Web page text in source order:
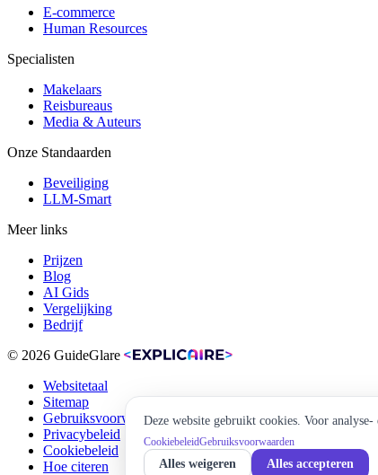
E-commerce
Human Resources
Specialisten
Makelaars
Reisbureaus
Media & Auteurs
Onze Standaarden
Beveiliging
LLM-Smart
Meer links
Prijzen
Blog
AI Gids
Vergelijking
Bedrijf
© 2026 GuideGlare
Websitetaal
Sitemap
Gebruiksvoorwaarden
Privacybeleid
Cookiebeleid
Hoe citeren
Deze website gebruikt cookies. Voor
CookiebeleidGebruiksvoorwaarden
Alles weigeren Alles accepteren